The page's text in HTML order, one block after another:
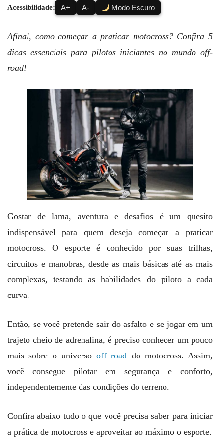
Acessibilidade: A+ A- Modo Escuro
Afinal, como começar a praticar motocross? Confira 5
dicas essenciais para pilotos iniciantes no mundo off-
road!
Gostar de lama, aventura e desafios é um quesito
indispensável para quem deseja começar a praticar
motocross. O esporte é conhecido por suas trilhas,
circuitos e manobras, desde as mais básicas até as mais
complexas, testando as habilidades do piloto a cada
curva.
Então, se você pretende sair do asfalto e se jogar em um
trajeto cheio de adrenalina, é preciso conhecer um pouco
mais sobre o universo off road do motocross. Assim,
você consegue pilotar em segurança e conforto,
independentemente das condições do terreno.
Confira abaixo tudo o que você precisa saber para iniciar
a prática de motocross e aproveitar ao máximo o esporte.